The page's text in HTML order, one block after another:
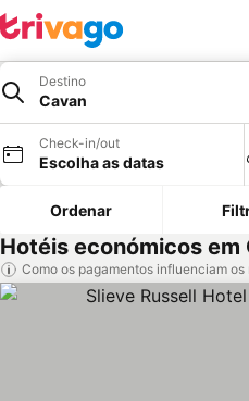
Destino
Cavan
Check-in/out
Escolha as datas
Ordenar
Hotéis económicos em
Como os pagamentos influenciam os